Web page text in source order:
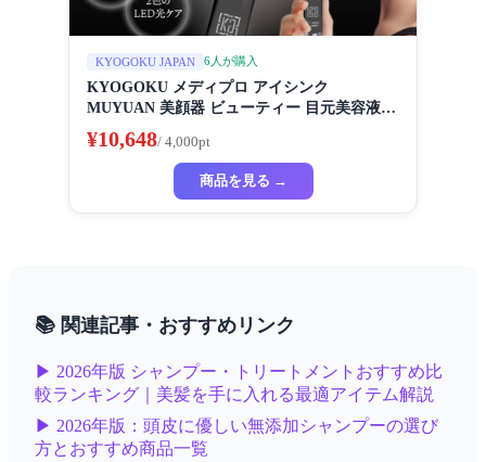
KYOGOKU JAPAN 6人が購入
KYOGOKU メディプロ アイシンク
MUYUAN 美顔器 ビューティー 目元美容液
湿性UP LEDライトケア
¥10,648/ 4,000pt
商品を見る →
📚 関連記事・おすすめリンク
▶ 2026年版 シャンプー・トリートメントおすすめ比
較ランキング｜美髪を手に入れる最適アイテム解説
▶ 2026年版：頭皮に優しい無添加シャンプーの選び
方とおすすめ商品一覧